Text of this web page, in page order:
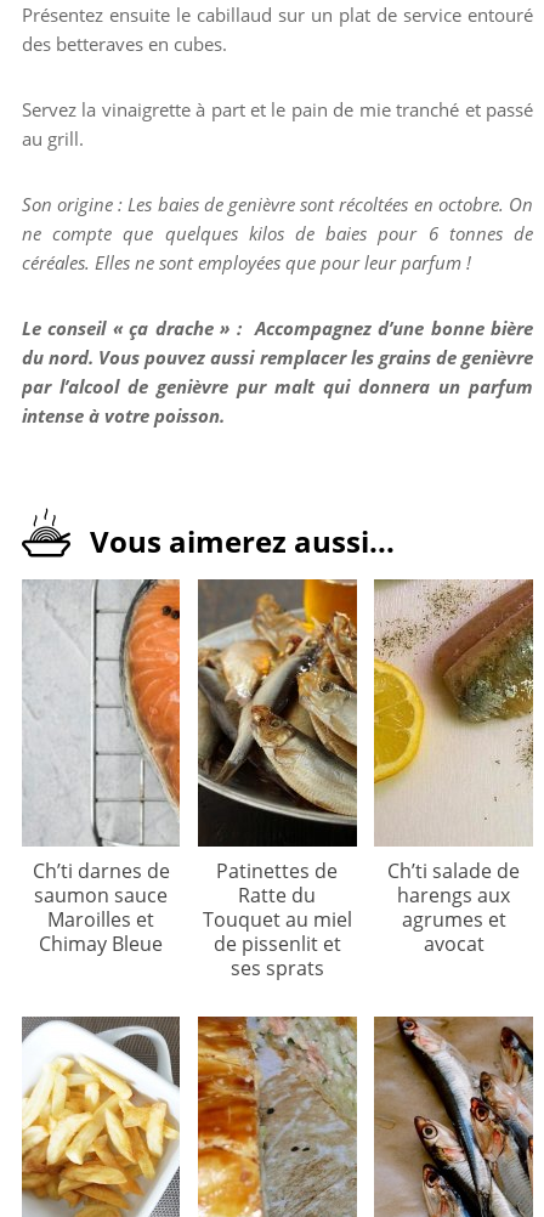
Présentez ensuite le cabillaud sur un plat de service entouré
des betteraves en cubes.
Servez la vinaigrette à part et le pain de mie tranché et passé
au grill.
Son origine : Les baies de genièvre sont récoltées en octobre. On
ne compte que quelques kilos de baies pour 6 tonnes de
céréales. Elles ne sont employées que pour leur parfum !
Le conseil « ça drache » : Accompagnez d’une bonne bière
du nord. Vous pouvez aussi remplacer les grains de genièvre
par l’alcool de genièvre pur malt qui donnera un parfum
intense à votre poisson.
Vous aimerez aussi...
Ch’ti darnes de
saumon sauce
Maroilles et
Chimay Bleue
Patinettes de
Ratte du
Touquet au miel
de pissenlit et
ses sprats
Ch’ti salade de
harengs aux
agrumes et
avocat